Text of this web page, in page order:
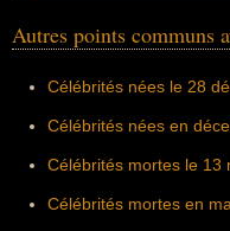
Autres points communs
Célébrités nées le 28
Célébrités nées en
Célébrités mortes le 13
Célébrités mortes en